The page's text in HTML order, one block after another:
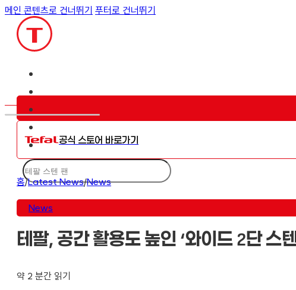
메인 콘텐츠로 건너뛰기 푸터로 건너뛰기
공식 스토어 바로가기
검
색
홈/Latest News/News
News
테팔, 공간 활용도 높인 ‘와이드 2단 스
약 2 분간 읽기